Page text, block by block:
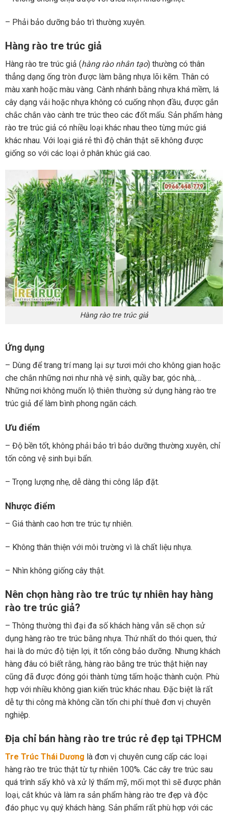
– Phải bảo dưỡng bảo trì thường xuyên.
Hàng rào tre trúc giả
Hàng rào tre trúc giả (hàng rào nhân tạo) thường có thân
thẳng dạng ống tròn được làm bằng nhựa lõi kẽm. Thân có
màu xanh hoặc màu vàng. Cành nhánh bằng nhựa khá mềm, lá
cây dạng vải hoặc nhựa không có cuống nhọn đầu, được gắn
chắc chắn vào cành tre trúc theo các đốt mấu. Sản phẩm hàng
rào tre trúc giả có nhiều loại khác nhau theo từng mức giá
khác nhau. Với loại giá rẻ thì độ chân thật sẽ không được
giống so với các loại ở phân khúc giá cao.
Hàng rào tre trúc giả
Ứng dụng
– Dùng để trang trí mang lại sự tươi mới cho không gian hoặc
che chắn những nơi như nhà vệ sinh, quầy bar, góc nhà,…
Những nơi không muốn lộ thiên thường sử dụng hàng rào tre
trúc giả để làm bình phong ngăn cách.
Ưu điểm
– Độ bền tốt, không phải bảo trì bảo dưỡng thường xuyên, chỉ
tốn công vệ sinh bụi bẩn.
– Trọng lượng nhẹ, dễ dàng thi công lắp đặt.
Nhược điểm
– Giá thành cao hơn tre trúc tự nhiên.
– Không thân thiện với môi trường vì là chất liệu nhựa.
– Nhìn không giống cây thật.
Nên chọn hàng rào tre trúc tự nhiên hay hàng
rào tre trúc giả?
– Thông thường thì đại đa số khách hàng vẫn sẽ chọn sử
dụng hàng rào tre trúc bằng nhựa. Thứ nhất do thói quen, thứ
hai là do mức độ tiện lợi, ít tốn công bảo dưỡng. Nhưng khách
hàng đâu có biết rằng, hàng rào bằng tre trúc thật hiện nay
cũng đã được đóng gói thành từng tấm hoặc thành cuộn. Phù
hợp với nhiều không gian kiến trúc khác nhau. Đặc biệt là rất
dễ tự thi công mà không cần tốn chi phí thuê đơn vị chuyên
nghiệp.
Địa chỉ bán hàng rào tre trúc rẻ đẹp tại TPHCM
Tre Trúc Thái Dương là đơn vị chuyên cung cấp các loại
hàng rào tre trúc thật từ tự nhiên 100%. Các cây tre trúc sau
quá trình sấy khô và xử lý thẩm mỹ, mối mọt thì sẽ được phân
loại, cắt khúc và làm ra sản phẩm hàng rào tre đẹp và độc
đáo phục vụ quý khách hàng. Sản phẩm rất phù hợp với các